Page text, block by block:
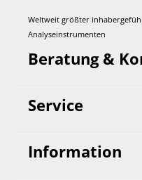
Weltweit größter
Analyseinstrumenten
Beratung &
Service
Information